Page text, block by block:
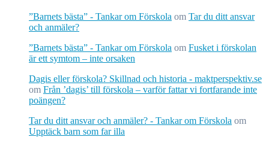
”Barnets bästa” - Tankar om Förskola om Tar du ditt ansvar
och anmäler?
”Barnets bästa” - Tankar om Förskola om Fusket i förskolan
är ett symtom – inte orsaken
Dagis eller förskola? Skillnad och historia - maktperspektiv.se
om Från ’dagis’ till förskola – varför fattar vi fortfarande inte
poängen?
Tar du ditt ansvar och anmäler? - Tankar om Förskola om
Upptäck barn som far illa